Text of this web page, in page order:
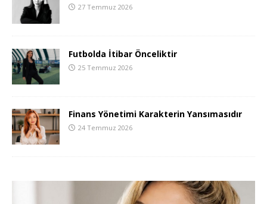
27 Temmuz 2026
Futbolda İtibar Önceliktir
25 Temmuz 2026
Finans Yönetimi Karakterin Yansımasıdır
24 Temmuz 2026